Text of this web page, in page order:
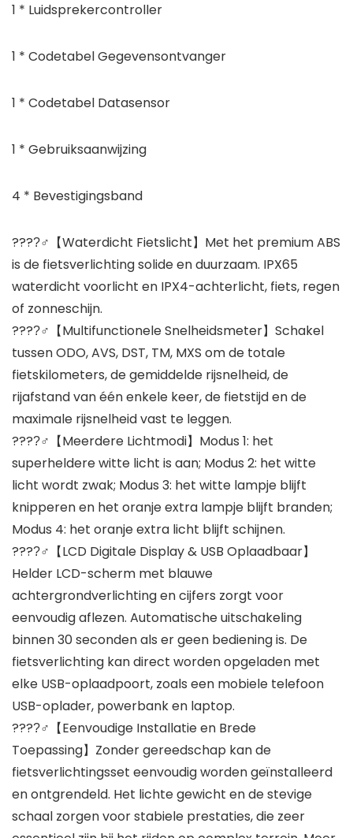
1 * Luidsprekercontroller
1 * Codetabel Gegevensontvanger
1 * Codetabel Datasensor
1 * Gebruiksaanwijzing
4 * Bevestigingsband
????‍♂【Waterdicht Fietslicht】Met het premium ABS
is de fietsverlichting solide en duurzaam. IPX65
waterdicht voorlicht en IPX4-achterlicht, fiets, regen
of zonneschijn.
????‍♂【Multifunctionele Snelheidsmeter】Schakel
tussen ODO, AVS, DST, TM, MXS om de totale
fietskilometers, de gemiddelde rijsnelheid, de
rijafstand van één enkele keer, de fietstijd en de
maximale rijsnelheid vast te leggen.
????‍♂【Meerdere Lichtmodi】Modus 1: het
superheldere witte licht is aan; Modus 2: het witte
licht wordt zwak; Modus 3: het witte lampje blijft
knipperen en het oranje extra lampje blijft branden;
Modus 4: het oranje extra licht blijft schijnen.
????‍♂【LCD Digitale Display & USB Oplaadbaar】
Helder LCD-scherm met blauwe
achtergrondverlichting en cijfers zorgt voor
eenvoudig aflezen. Automatische uitschakeling
binnen 30 seconden als er geen bediening is. De
fietsverlichting kan direct worden opgeladen met
elke USB-oplaadpoort, zoals een mobiele telefoon
USB-oplader, powerbank en laptop.
????‍♂【Eenvoudige Installatie en Brede
Toepassing】Zonder gereedschap kan de
fietsverlichtingsset eenvoudig worden geïnstalleerd
en ontgrendeld. Het lichte gewicht en de stevige
schaal zorgen voor stabiele prestaties, die zeer